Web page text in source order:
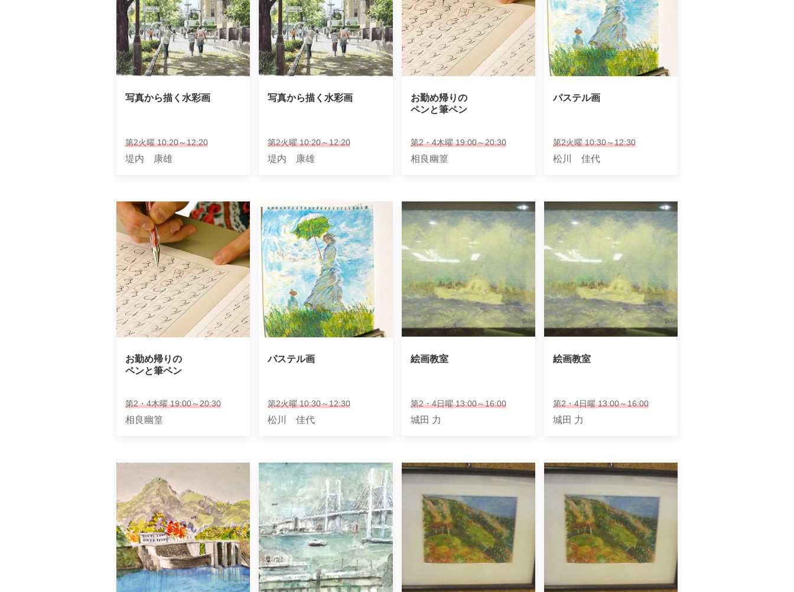
写真から描く水彩画
第2火曜 10:20～12:20
堤内 康雄
写真から描く水彩画
第2火曜 10:20～12:20
堤内 康雄
お勤め帰りの
ペンと筆ペン
第2・4木曜 19:00～20:30
相良幽篁
パステル画
第2火曜 10:30～12:30
松川 佳代
お勤め帰りの
ペンと筆ペン
第2・4木曜 19:00～20:30
相良幽篁
パステル画
第2火曜 10:30～12:30
松川 佳代
絵画教室
第2・4日曜 13:00～16:00
城田 力
絵画教室
第2・4日曜 13:00～16:00
城田 力